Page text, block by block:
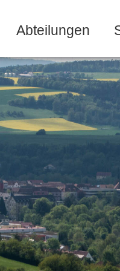
Abteilungen